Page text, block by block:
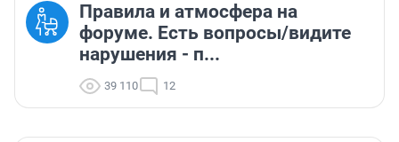
Правила и атмосфера на
форуме. Есть вопросы/видите
нарушения - п...
39 110 12